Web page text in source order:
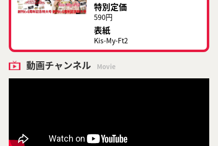
特別定価
590円
表紙
Kis-My-Ft2
動画チャンネル Movie